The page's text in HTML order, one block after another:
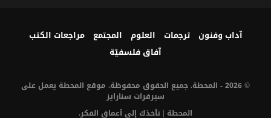
آداب وفنون ترجمات العلوم المجتمع
مراجعات الكتب
آفاق فلسفيّة‎
© 2026 - المحطة. جميع الحقوق محفوظة. موقع المحطة يعمل على
سيرفرات سنارايز
المحطة | تأخذك إلى أعماق الفكر.